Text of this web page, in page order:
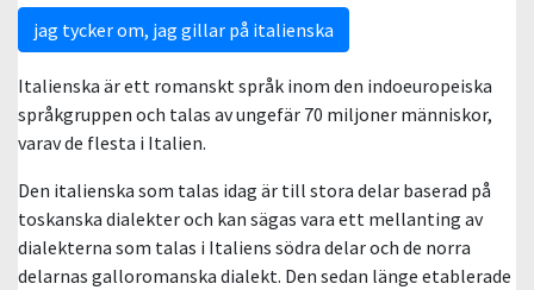
jag tycker om, jag gillar på italienska
Italienska är ett romanskt språk inom den indoeuropeiska
språkgruppen och talas av ungefär 70 miljoner människor,
varav de flesta i Italien.
Den italienska som talas idag är till stora delar baserad på
toskanska dialekter och kan sägas vara ett mellanting av
dialekterna som talas i Italiens södra delar och de norra
delarnas galloromanska dialekt. Den sedan länge etablerade